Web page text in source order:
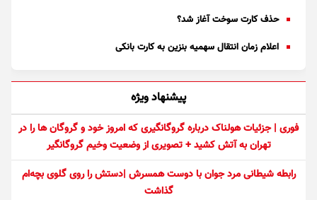
حذف کارت سوخت آغاز شد؟
اعلام زمان انتقال سهمیه بنزین به کارت بانکی
پیشنهاد ویژه
فوری | جزئیات هولناک درباره گروگانگیری که امروز خود و گروگان ها را در
تهران به آتش کشید + تصویری از وضعیت وخیم گروگانگیر
رابطه شیطانی مرد جوان با دوست همسرش |دستش را روی گلوی بچه‌ام
گذاشت